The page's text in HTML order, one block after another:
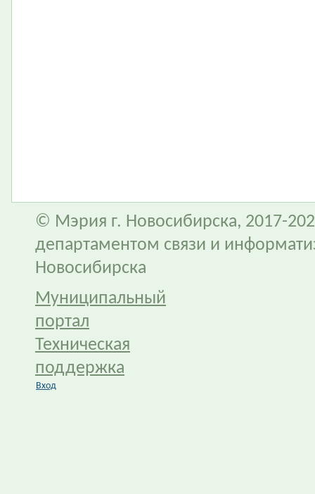
© Мэрия г. Новосибирска, 2017-
департаментом связи и
Новосибирска
Муниципальный
портал
Техническая
поддержка
Вход